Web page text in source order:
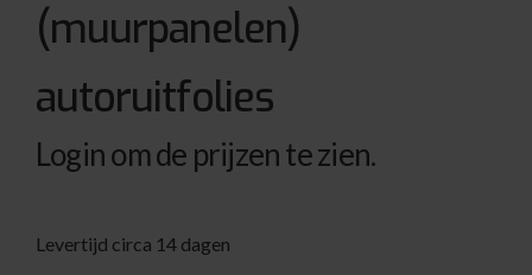
(muurpanelen)
autoruitfolies
Login om de prijzen te zien.
Levertijd circa 14 dagen